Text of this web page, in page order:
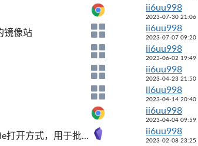
ii6uu998
2023-07-30 21:06
镜像站 ii6uu998
2023-07-07 09:20
ii6uu998
2023-06-02 19:49
ii6uu998
2023-04-23 21:50
ii6uu998
2023-04-14 20:40
ii6uu998
2023-04-04 09:59
打开方式，用于批... ii6uu998
2023-02-08 23:25